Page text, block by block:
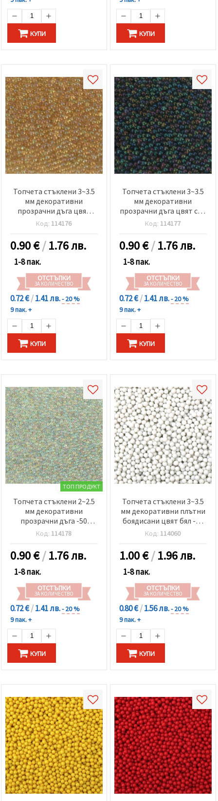
КУПИ КУПИ
Топчета стъклени 3~3.5
мм декоративни
прозрачни дъга цвят
пясъчножълт -50 грама
Код: 114176
0.90€/1.76 лв.
1-8 пак.
ОТСТЪПКИ
ЗА КОЛИЧЕСТВО
0.72 €/1.41 лв.- 20 %
9 пак. +
КУПИ
Топчета стъклени 3~3.5
мм декоративни
прозрачни дъга цвят сив
-50 грама
Код: 114177
0.90€/1.76 лв.
1-8 пак.
ОТСТЪПКИ
ЗА КОЛИЧЕСТВО
0.72 €/1.41 лв.- 20 %
9 пак. +
КУПИ
ТОП ПРОДУКТ
Топчета стъклени 2~2.5
мм декоративни
прозрачни дъга -50
грама
Код: 114178
0.90€/1.76 лв.
1-8 пак.
ОТСТЪПКИ
ЗА КОЛИЧЕСТВО
0.72 €/1.41 лв.- 20 %
9 пак. +
КУПИ
Топчета стъклени 3~3.5
мм декоративни плътни
боядисани цвят бял -50
грама
Код: 114060
1.00€/1.96 лв.
1-8 пак.
ОТСТЪПКИ
ЗА КОЛИЧЕСТВО
0.80 €/1.56 лв.- 20 %
9 пак. +
КУПИ